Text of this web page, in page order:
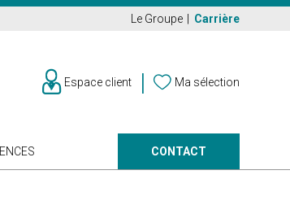
Le Groupe Carrière
Espace client Ma sélection
CONTACT